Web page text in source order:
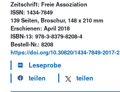
Zeitschrift: Freie Assoziation
ISSN: 1434-7849
139 Seiten, Broschur, 148 x 210 mm
Erschienen: April 2018
ISBN-13: 978-3-8379-8208-4
Bestell-Nr.: 8208
https://doi.org/10.30820/1434-7849-2017-2
Leseprobe
teilen
teilen